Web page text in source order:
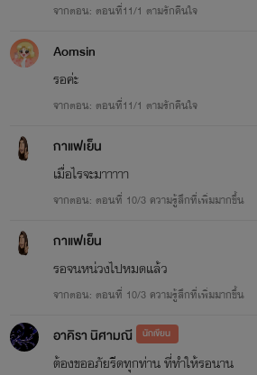
จากตอน: ตอนที่11/1 ตามรักคืนใจ
Aomsin
รอค่ะ
จากตอน: ตอนที่11/1 ตามรักคืนใจ
กาแฟเย็น
เมื่อไรจะมาาาาา
จากตอน: ตอนที่ 10/3 ความรู้สึกที่เพิ่มมากขึ้น
กาแฟเย็น
รอจนหน่วงไปหมดแล้ว
จากตอน: ตอนที่ 10/3 ความรู้สึกที่เพิ่มมากขึ้น
อาคิรา นิศามณี นักเขียน
ต้องขออภัยรีดทุกท่าน ที่ทำให้รอนาน